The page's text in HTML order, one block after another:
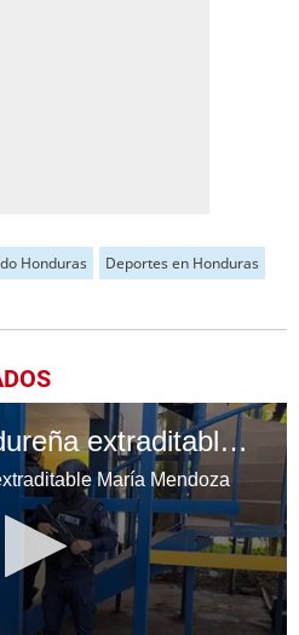
Honduras
Deportes en Honduras
Capturan a hondureña extraditable María Mendoza
María Mendoza